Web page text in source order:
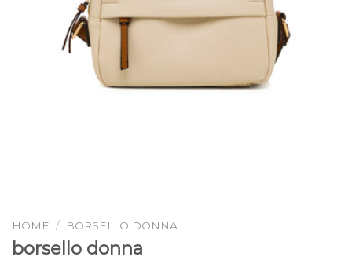
HOME / BORSELLO DONNA
borsello donna